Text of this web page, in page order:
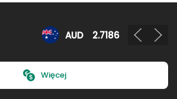
AUD 2.7186
Więcej